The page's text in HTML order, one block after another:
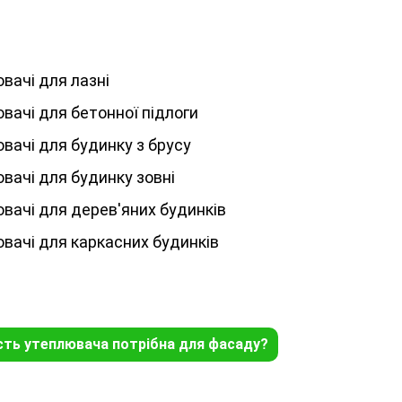
для лазні
для бетонної підлоги
для будинку з брусу
для будинку зовні
для дерев'яних будинків
для каркасних будинків
утеплювача потрібна для фасаду?